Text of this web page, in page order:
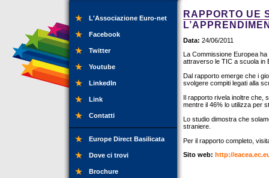
L'Associazione Euro-net
Facebook
Twitter
Youtube
LinkedIn
Link
Contatti
Europe Direct Basilicata
Dove ci trovi
Brochure
RAPPORTO UE
Data: 24/06/2011
La Commissione Europea ha
attraverso le TIC a scuola in
Dal rapporto emerge che i
svolgere compiti legati alla
Il rapporto rivela inoltre che,
mentre il 46% lo utilizza per
Lo studio dimostra che
straniere.
Per il rapporto completo,
Sito web: http://